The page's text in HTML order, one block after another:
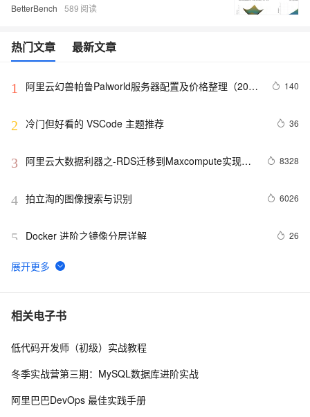
BetterBench 589
热门文章 最新文章
1
阿里云幻兽帕鲁Palworld服务器配置及价格整理（2024
140
2 冷门但好看的 VSCode 主题推荐 36
3
阿里云大数据利器之-RDS迁移到Maxcompute实现动
8328
4 拍立淘的图像搜索与识别 6026
5 Docker 进阶之镜像分层详解 26
6 GET 请求和 POST 请求的安全性有何区别？
7 hdu 3015 Disharmony Trees
8 perl--CGI编程之Apache服务器安装配置
相关电子书
低代码开发师（初级）实战教程
冬季实战营第三期：MySQL数据库进阶实战
阿里巴巴DevOps 最佳实践手册